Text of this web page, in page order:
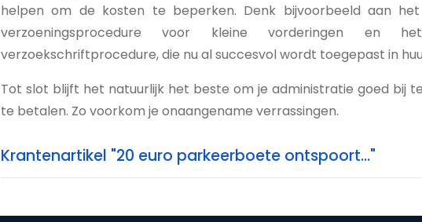
helpen om de kosten te beperken. Denk bijvoorbeeld aan
verzoeningsprocedure voor kleine vorderingen en
verzoekschriftprocedure, die nu al succesvol wordt toegepast in
Tot slot blijft het natuurlijk het beste om je administratie goed bij
te betalen. Zo voorkom je onaangename verrassingen.
Krantenartikel "20 euro parkeerboete ontspoort..."